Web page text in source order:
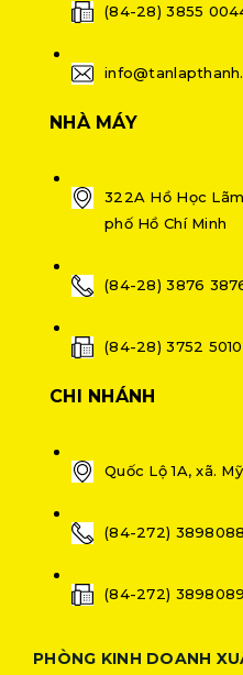
(84-28) 3855
NHÀ MÁY
322A Hồ Học
phố Hồ Chí Minh
(84-28) 3876
(84-28) 3752 5010
CHI NHÁNH
Quốc Lộ 1A, xã.
(84-272) 3898088
(84-272) 3898089
PHÒNG KINH DOANH